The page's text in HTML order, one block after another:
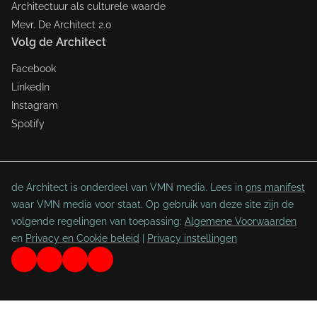
Architectuur als culturele waarde
Mevr. De Architect 2.0
Volg de Architect
Facebook
LinkedIn
Instagram
Spotify
de Architect is onderdeel van VMN media. Lees in ons manifest
waar VMN media voor staat. Op gebruik van deze site zijn de
volgende regelingen van toepassing: Algemene Voorwaarden
en Privacy en Cookie beleid Privacy instellingen